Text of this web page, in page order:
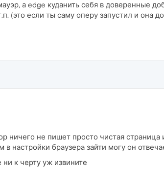
а edge куданить себя в доверенные
(это если ты саму оперу запустил и она
ничего не пишет просто чистая
настройки браузера зайти могу он
к черту уж извините